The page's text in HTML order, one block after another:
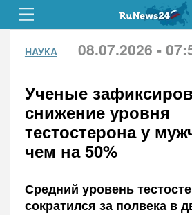
НАУКА 08.07.2026 -
Ученые
снижение уровня
тестостерона у
чем на 50%
Средний уровень
сократился за полвека в